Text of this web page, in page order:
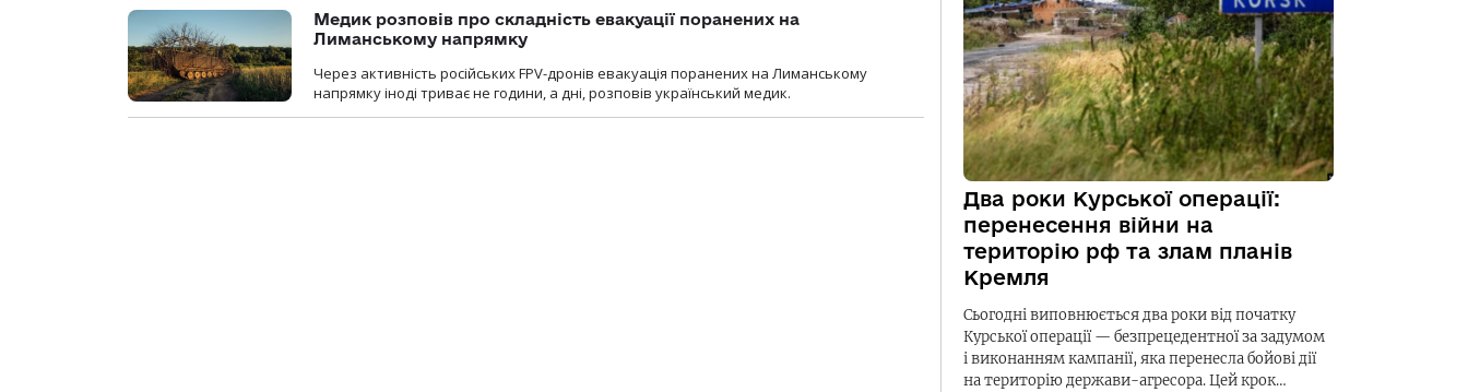
Медик розповів про складність евакуації поранених на
Лиманському напрямку
Через активність російських FPV-дронів евакуація поранених на Лиманському
напрямку іноді триває не години, а дні, розповів український медик.
Два роки Курської операції:
перенесення війни на
територію рф та злам планів
Кремля
Сьогодні виповнюється два роки від початку
Курської операції — безпрецедентної за задумом
і виконанням кампанії, яка перенесла бойові дії
на територію держави-агресора. Цей крок…